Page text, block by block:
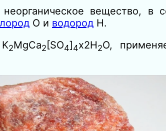
вещество, в
O и водород H.
2MgCa2 [SO4]4x2H2O,